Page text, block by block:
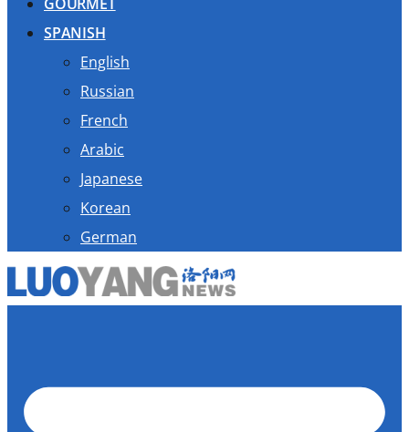
SPANISH
English
Russian
French
Arabic
Japanese
Korean
German